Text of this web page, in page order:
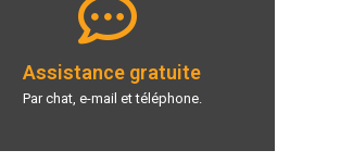
Assistance gratuite
Par chat, e-mail et téléphone.